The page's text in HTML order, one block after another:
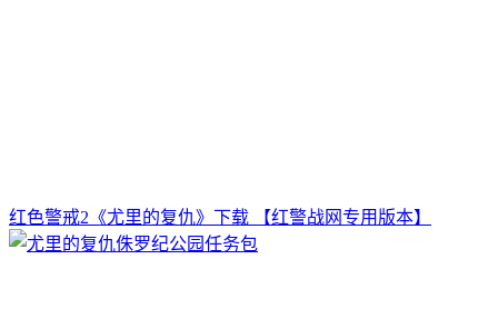
红色警戒2《尤里的复仇》下载 【红警战网专用版本】